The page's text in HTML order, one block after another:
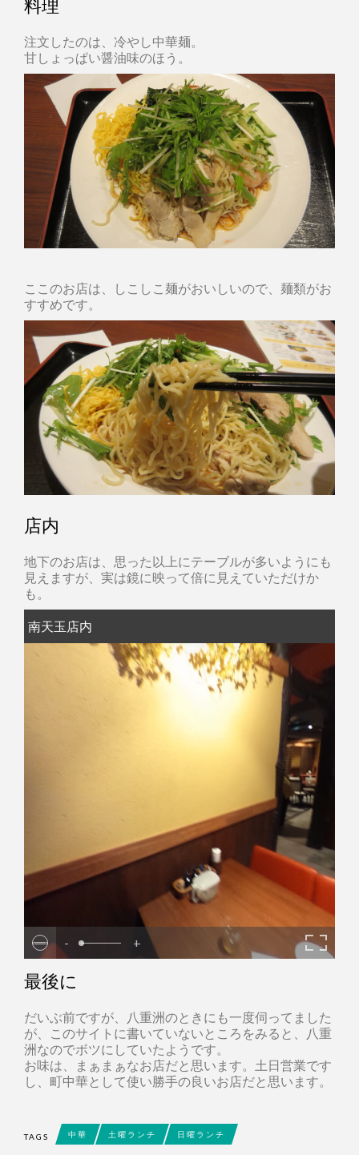
料理
注文したのは、冷やし中華麺。
甘しょっぱい醤油味のほう。
ここのお店は、しこしこ麺がおいしいので、麺類がお
すすめです。
店内
地下のお店は、思った以上にテーブルが多いようにも
見えますが、実は鏡に映って倍に見えていただけか
も。
南天玉店内
- +
最後に
だいぶ前ですが、八重洲のときにも一度伺ってました
が、このサイトに書いていないところをみると、八重
洲なのでボツにしていたようです。
お味は、まぁまぁなお店だと思います。土日営業です
し、町中華として使い勝手の良いお店だと思います。
TAGS 中華 土曜ランチ 日曜ランチ